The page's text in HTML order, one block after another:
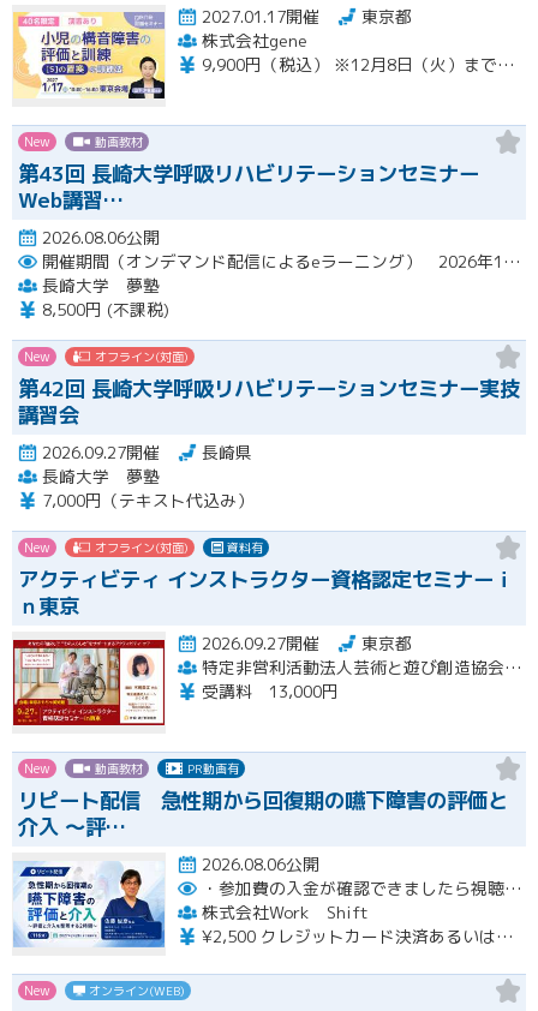
2027.01.17開催
東京都
株式会社gene
9,900円（税込） ※12月8日（火）までの限定価格※ 12月9日（水）以降のお申込みは13,200円（税込）となります。 当日会場にてお支払いください（現金のみ） 【キャンセルについて】 1月11日（月）午前8時以降のキャンセルは、キャンセル料（セミナー受講料全額）が発生いたします。
New 動画教材
第43回 長崎大学呼吸リハビリテーションセミナー
Web講習…
2026.08.06公開
開催期間（オンデマンド配信によるeラーニング） 2026年10月2日（金）～10月29日（木）
長崎大学 夢塾
8,500円 (不課税)
New オフライン(対面)
第42回 長崎大学呼吸リハビリテーションセミナー実技
講習会
2026.09.27開催
長崎県
長崎大学 夢塾
7,000円（テキスト代込み）
New オフライン(対面) 資料有
アクティビティ インストラクター資格認定セミナーｉ
ｎ東京
2026.09.27開催
東京都
特定非営利活動法人芸術と遊び創造協会 高齢者アクティビティ開発センター
受講料 13,000円
New 動画教材 PR動画有
リピート配信 急性期から回復期の嚥下障害の評価と
介入 〜評…
2026.08.06公開
・参加費の入金が確認できましたら視聴用URLとパスワードおよび資料をお申込みいただきましたメールアドレスに送付します。
株式会社Work Shift
¥2,500 クレジットカード決済あるいは銀行振込となります。
New オンライン(WEB)